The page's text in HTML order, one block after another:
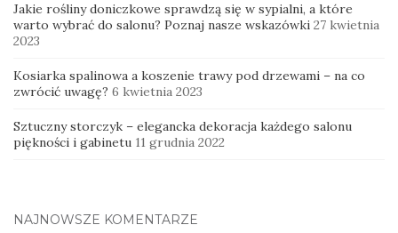
Jakie rośliny doniczkowe sprawdzą się w sypialni, a które
warto wybrać do salonu? Poznaj nasze wskazówki 27 kwietnia
2023
Kosiarka spalinowa a koszenie trawy pod drzewami – na co
zwrócić uwagę? 6 kwietnia 2023
Sztuczny storczyk – elegancka dekoracja każdego salonu
piękności i gabinetu 11 grudnia 2022
NAJNOWSZE KOMENTARZE